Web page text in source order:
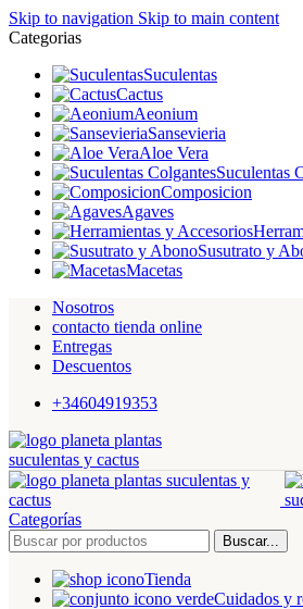
Skip to navigation Skip to main content
Categorias
Suculentas
Cactus
Aeonium
Sansevieria
Aloe Vera
Suculentas
Composicion
Agaves
Susutrato y
Macetas
Nosotros
contacto tienda online
Entregas
Descuentos
+34604919353
Categorías
Buscar...
Tienda
Cuidados y